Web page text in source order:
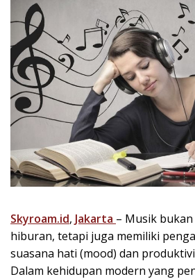
Skyroam.id, Jakarta – Musik
hiburan, tetapi juga memiliki
suasana hati (mood) dan
Dalam kehidupan modern yang